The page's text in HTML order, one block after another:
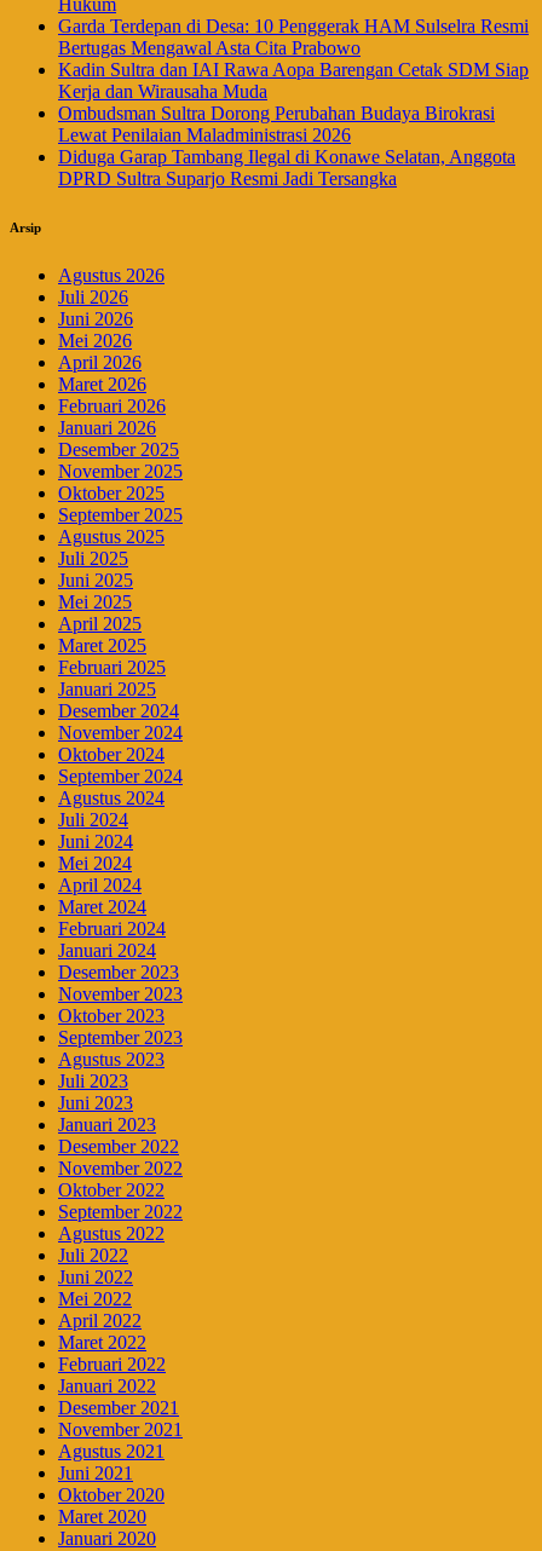
Hukum
Garda Terdepan di Desa: 10 Penggerak HAM Sulselra Resmi
Bertugas Mengawal Asta Cita Prabowo
Kadin Sultra dan IAI Rawa Aopa Barengan Cetak SDM Siap
Kerja dan Wirausaha Muda
Ombudsman Sultra Dorong Perubahan Budaya Birokrasi
Lewat Penilaian Maladministrasi 2026
Diduga Garap Tambang Ilegal di Konawe Selatan, Anggota
DPRD Sultra Suparjo Resmi Jadi Tersangka
Arsip
Agustus 2026
Juli 2026
Juni 2026
Mei 2026
April 2026
Maret 2026
Februari 2026
Januari 2026
Desember 2025
November 2025
Oktober 2025
September 2025
Agustus 2025
Juli 2025
Juni 2025
Mei 2025
April 2025
Maret 2025
Februari 2025
Januari 2025
Desember 2024
November 2024
Oktober 2024
September 2024
Agustus 2024
Juli 2024
Juni 2024
Mei 2024
April 2024
Maret 2024
Februari 2024
Januari 2024
Desember 2023
November 2023
Oktober 2023
September 2023
Agustus 2023
Juli 2023
Juni 2023
Januari 2023
Desember 2022
November 2022
Oktober 2022
September 2022
Agustus 2022
Juli 2022
Juni 2022
Mei 2022
April 2022
Maret 2022
Februari 2022
Januari 2022
Desember 2021
November 2021
Agustus 2021
Juni 2021
Oktober 2020
Maret 2020
Januari 2020